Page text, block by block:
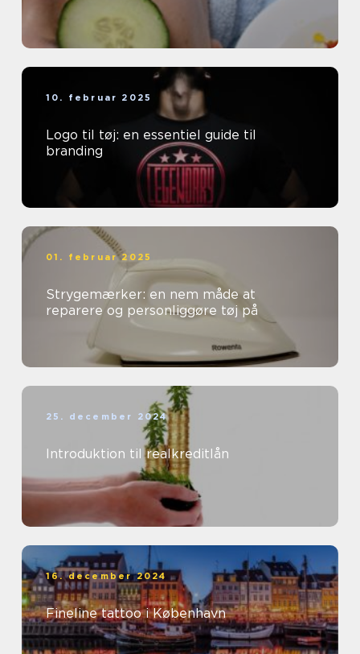
10. februar 2025
Logo til tøj: en essentiel guide til
branding
01. februar 2025
Strygemærker: en nem måde at
reparere og personliggøre tøj på
25. december 2024
Introduktion til realkreditlån
16. december 2024
Fineline tattoo i København